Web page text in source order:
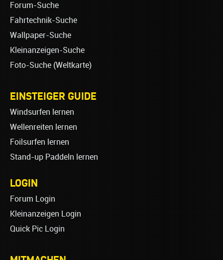
Forum-Suche
Fahrtechnik-Suche
Wallpaper-Suche
Kleinanzeigen-Suche
Foto-Suche (Weltkarte)
EINSTEIGER GUIDE
Windsurfen lernen
Wellenreiten lernen
Foilsurfen lernen
Stand-up Paddeln lernen
LOGIN
Forum Login
Kleinanzeigen Login
Quick Pic Login